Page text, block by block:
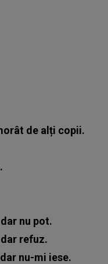
de alți copii.
nu pot.
refuz.
nu-mi iese.